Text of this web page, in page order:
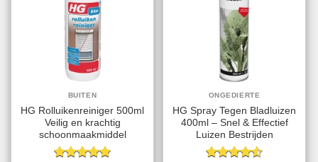
BUITEN
HG Rolluikenreiniger 500ml
Veilig en krachtig
schoonmaakmiddel
ONGEDIERTE
HG Spray Tegen Bladluizen
400ml – Snel & Effectief
Luizen Bestrijden